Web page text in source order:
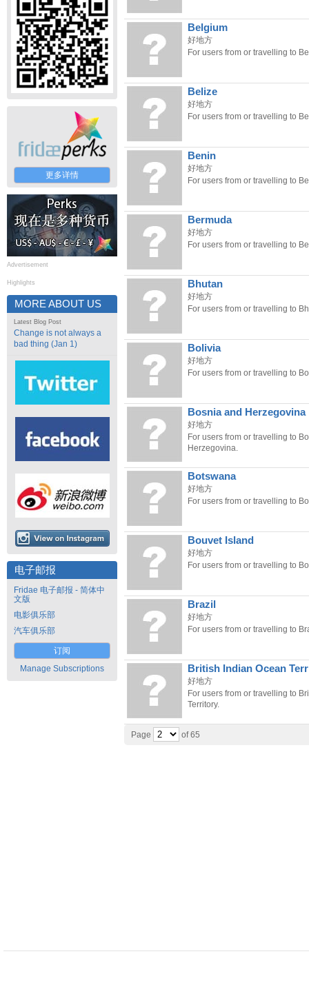
更多详情
Advertisement
Highlights
MORE ABOUT US
Latest Blog Post
Change is not always a
bad thing (Jan 1)
电子邮报
Fridae 电子邮报 - 简体中
文版
电影俱乐部
汽车俱乐部
订阅
Manage Subscriptions
Belgium
好地方
For users from or travelling to
Belize
好地方
For users from or travelling to
Benin
好地方
For users from or travelling to
Bermuda
好地方
For users from or travelling to
Bhutan
好地方
For users from or travelling to
Bolivia
好地方
For users from or travelling to
Bosnia and Herzegovina
好地方
For users from or travelling to
Herzegovina.
Botswana
好地方
For users from or travelling to
Bouvet Island
好地方
For users from or travelling to
Brazil
好地方
For users from or travelling to
British Indian Ocean
好地方
For users from or travelling to
Territory.
Page of 65